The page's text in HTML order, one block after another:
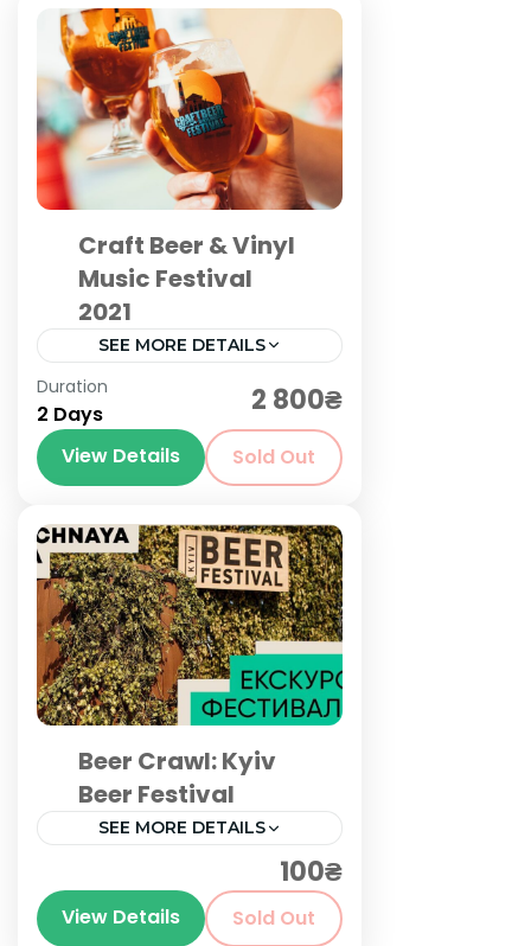
Craft Beer & Vinyl
Music Festival
2021
SEE MORE DETAILS
Київ,Львів
Duration
2 Days 2 800₴
View Details Sold Out
Beer Crawl: Kyiv
Beer Festival
SEE MORE DETAILS
100₴
View Details Sold Out